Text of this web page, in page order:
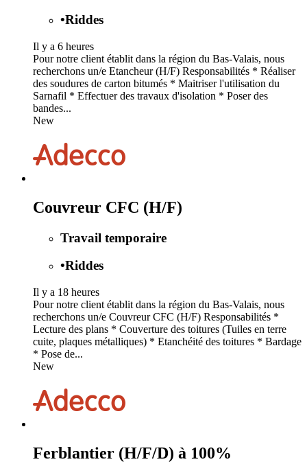
•Riddes
Il y a 6 heures
Pour notre client établit dans la région du Bas-Valais, nous
recherchons un/e Etancheur (H/F) Responsabilités * Réaliser
des soudures de carton bitumés * Maitriser l'utilisation du
Sarnafil * Effectuer des travaux d'isolation * Poser des
bandes...
New
Couvreur CFC (H/F)
Travail temporaire
•Riddes
Il y a 18 heures
Pour notre client établit dans la région du Bas-Valais, nous
recherchons un/e Couvreur CFC (H/F) Responsabilités *
Lecture des plans * Couverture des toitures (Tuiles en terre
cuite, plaques métalliques) * Etanchéité des toitures * Bardage
* Pose de...
New
Ferblantier (H/F/D) à 100%